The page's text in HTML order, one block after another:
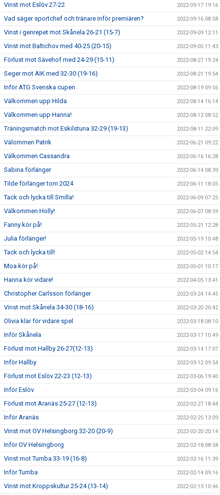
Vinst mot Eslöv 27-22 2022-09-17 19:16
Vad säger sportchef och tränare inför premiären? 2022-09-16 08:58
Vinst i genrepet mot Skånela 26-21 (15-7) 2022-09-09 12:11
Vinst mot Baltichov med 40-25 (20-15) 2022-09-05 11:43
Förlust mot Sävehof med 24-29 (15-11) 2022-08-27 19:24
Seger mot AIK med 32-30 (19-16) 2022-08-21 19:54
Inför ATG Svenska cupen 2022-08-19 09:56
Välkommen upp Hilda 2022-08-14 16:14
Välkommen upp Hanna! 2022-08-12 08:52
Träningsmatch mot Eskilstuna 32-29 (19-13) 2022-08-11 22:09
Välommen Patrik 2022-06-21 09:22
Välkommen Cassandra 2022-06-16 16:28
Sabina förlänger 2022-06-14 08:39
Tilde förlänger tom 2024 2022-06-11 18:05
Tack och lycka till Smilla! 2022-06-09 07:25
Välkommen Holly! 2022-06-07 08:59
Fanny kör på! 2022-05-21 12:28
Julia förlänger! 2022-05-19 10:48
Tack och lycka till! 2022-05-02 14:54
Moa kör på! 2022-05-01 10:17
Hanna kör vidare! 2022-04-05 13:41
Christopher Carlsson förlänger 2022-03-24 14:45
Vinst mot Skånela 34-30 (18-16) 2022-03-20 20:42
Olivia klar för vidare spel 2022-03-18 08:10
Inför Skånela 2022-03-17 10:49
Förlust mot Hallby 26-27(12-13) 2022-03-14 17:07
Inför Hallby 2022-03-12 09:54
Förlust mot Eslöv 22-23 (12-13) 2022-03-06 19:40
Inför Eslöv 2022-03-04 09:16
Förlust mot Aranäs 25-27 (12-13) 2022-02-27 18:44
Inför Aranäs 2022-02-25 13:09
Vinst mot OV Helsingborg 32-20 (20-9) 2022-02-20 20:14
Inför OV Helsingborg 2022-02-18 08:58
Vinst mot Tumba 33-19 (16-8) 2022-02-16 11:39
Inför Tumba 2022-02-14 09:16
Vinst mot Kroppskultur 25-24 (13-14) 2022-02-13 10:46